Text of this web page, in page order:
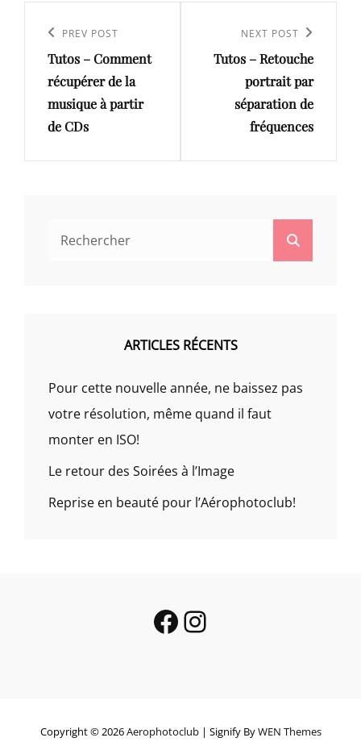
l’article
Previous
Post
PREV POST
Tutos – Comment
récupérer de la
musique à partir
de CDs
Post
NEXT POST
Tutos – Retouche
portrait par
séparation de
fréquences
ARTICLES RÉCENTS
Pour cette nouvelle année, ne baissez pas
votre résolution, même quand il faut
monter en ISO!
Le retour des Soirées à l’Image
Reprise en beauté pour l’Aérophotoclub!
Facebook
Instagram
Copyright © 2026Aerophotoclub | Signify ByWEN Themes